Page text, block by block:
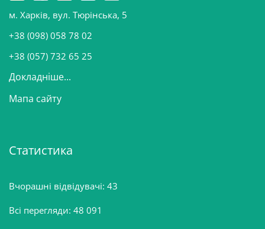
о
в
и
м. Харків, вул. Тюрінська, 5
+38 (098) 058 78 02
+38 (057) 732 65 25
Докладніше...
Мапа сайту
Статистика
Вчорашні відвідувачі: 43
Всі перегляди: 48 091